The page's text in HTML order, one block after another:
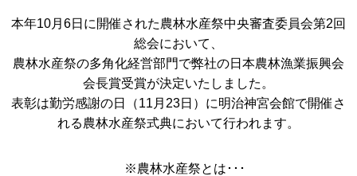
本年10月6日に開催された農林水産祭中央審査委員会第2回
総会において、
農林水産祭の多角化経営部門で弊社の日本農林漁業振興会
会長賞受賞が決定いたしました。
表彰は勤労感謝の日（11月23日）に明治神宮会館で開催さ
れる農林水産祭式典において行われます。
※農林水産祭とは･･･